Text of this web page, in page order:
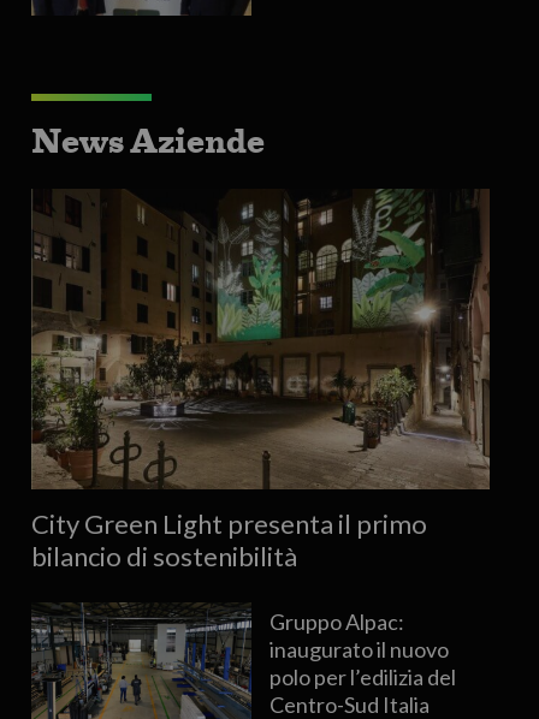
News Aziende
City Green Light presenta il primo
bilancio di sostenibilità
Gruppo Alpac:
inaugurato il nuovo
polo per l’edilizia del
Centro-Sud Italia